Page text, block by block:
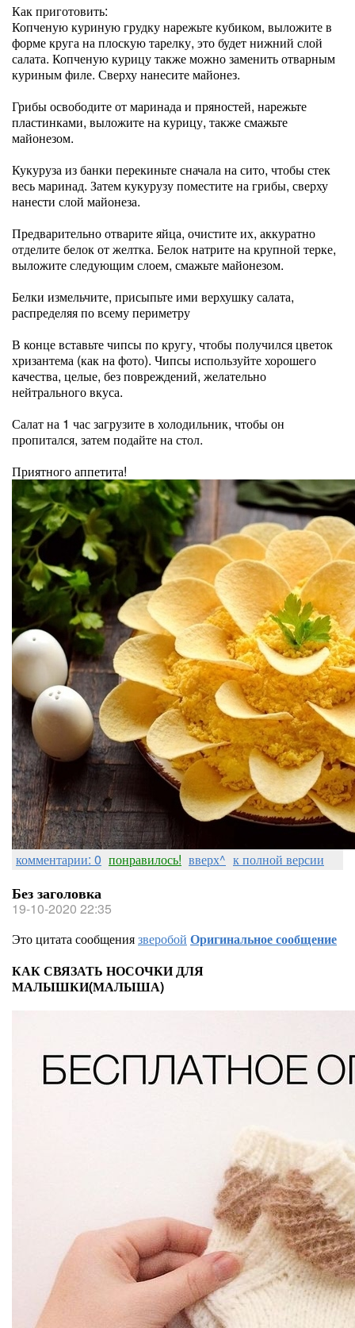
Как приготовить:
Копченую куриную грудку нарежьте кубиком, выложите в
форме круга на плоскую тарелку, это будет нижний слой
салата. Копченую курицу также можно заменить отварным
куриным филе. Сверху нанесите майонез.
Грибы освободите от маринада и пряностей, нарежьте
пластинками, выложите на курицу, также смажьте
майонезом.
Кукуруза из банки перекиньте сначала на сито, чтобы стек
весь маринад. Затем кукурузу поместите на грибы, сверху
нанести слой майонеза.
Предварительно отварите яйца, очистите их, аккуратно
отделите белок от желтка. Белок натрите на крупной терке,
выложите следующим слоем, смажьте майонезом.
Белки измельчите, присыпьте ими верхушку салата,
распределяя по всему периметру
В конце вставьте чипсы по кругу, чтобы получился цветок
хризантема (как на фото). Чипсы используйте хорошего
качества, целые, без повреждений, желательно
нейтрального вкуса.
Салат на 1 час загрузите в холодильник, чтобы он
пропитался, затем подайте на стол.
Приятного аппетита!
комментарии: 0 понравилось! вверх^ к полной версии
Без заголовка
19-10-2020 22:35
Это цитата сообщениязверобой Оригинальное сообщение
КАК СВЯЗАТЬ НОСОЧКИ ДЛЯ
МАЛЫШКИ(МАЛЫША)